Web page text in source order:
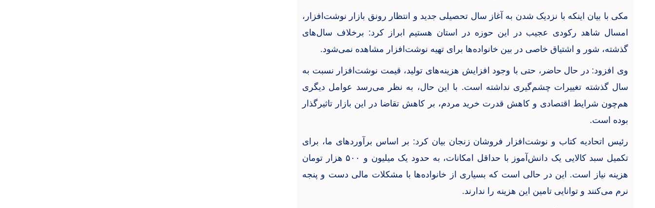
مکی با بیان اینکه با نزدیک شدن به آغاز سال تحصیلی جدید و انتظار رونق بازار نوشت‌افزار،
امسال شاهد رکودی عجیب در این حوزه در استان هستیم ابراز کرد: برخلاف سال‌های
گذشته، شور و اشتیاق خاصی در بین خانواده‌ها برای تهیه نوشت‌افزار مشاهده نمی‌شود.
وی افزود: در حال حاضر، حتی با وجود افزایش هزینه‌های تولید، قیمت نوشت‌افزار نسبت به
سال گذشته تغییرات چشم‌گیری نداشته است. با این حال، به نظر می‌رسد عوامل دیگری
هم‌چون شرایط اقتصادی و کاهش قدرت خرید مردم، بر کاهش تقاضا در این بازار تاثیرگذار
بوده است.
رئیس اتحادیه کتاب و نوشت‌افزار فروشان زنجان بیان کرد: بر اساس برآوردهای ما، برای
تکمیل سبد کالایی یک دانش‌آموز با حداقل امکانات، به حدود یک میلیون و ۵۰۰ هزار تومان
هزینه نیاز است. این در حالی است که بسیاری از خانواده‌ها با مشکلات مالی دست و پنجه
نرم می‌کنند و توانایی تامین این هزینه را ندارند.